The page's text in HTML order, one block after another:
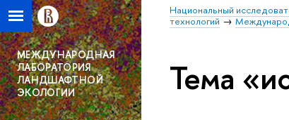
Национальный
технологий
МЕЖДУНАРОДНАЯ
ЛАБОРАТОРИЯ
ЛАНДШАФТНОЙ
ЭКОЛОГИИ
Тема